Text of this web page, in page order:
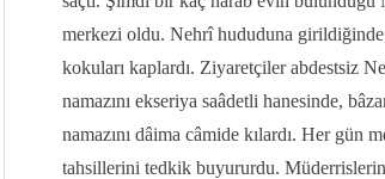
merkezi oldu. Nehrî hududuna
kokuları kaplardı. Ziyaretçiler abdestsiz
namazını ekseriya saâdetli hanesinde,
namazını dâima câmide kılardı. Her gün
tahsillerini tedkik buyururdu.